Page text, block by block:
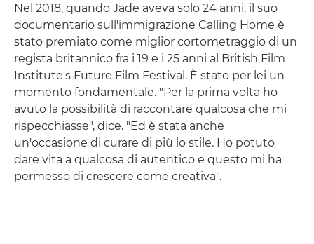
Nel 2018, quando Jade aveva solo 24 anni, il suo
documentario sull'immigrazione Calling Home è
stato premiato come miglior cortometraggio di un
regista britannico fra i 19 e i 25 anni al British Film
Institute's Future Film Festival. È stato per lei un
momento fondamentale. "Per la prima volta ho
avuto la possibilità di raccontare qualcosa che mi
rispecchiasse", dice. "Ed è stata anche
un'occasione di curare di più lo stile. Ho potuto
dare vita a qualcosa di autentico e questo mi ha
permesso di crescere come creativa".